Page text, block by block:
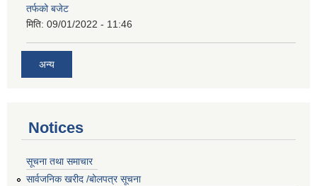
तर्फको बजेट
मिति: 09/01/2022 - 11:46
अन्य
Notices
सूचना तथा समाचार
सार्वजनिक खरीद /बोलपत्र सूचना